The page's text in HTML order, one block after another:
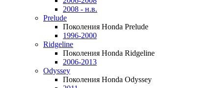
2008 - н.в.
Prelude
Поколения Honda Prelude
1996-2000
Ridgeline
Поколения Honda Ridgeline
2006-2013
Odyssey
Поколения Honda Odyssey